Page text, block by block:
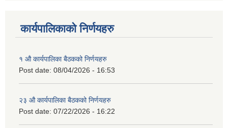
कार्यपालिकाको निर्णयहरु
१ औ कार्यपालिका बैठकको निर्णयहरु
Post date: 08/04/2026 - 16:53
२३ औ कार्यपालिका बैठकको निर्णयहरु
Post date: 07/22/2026 - 16:22